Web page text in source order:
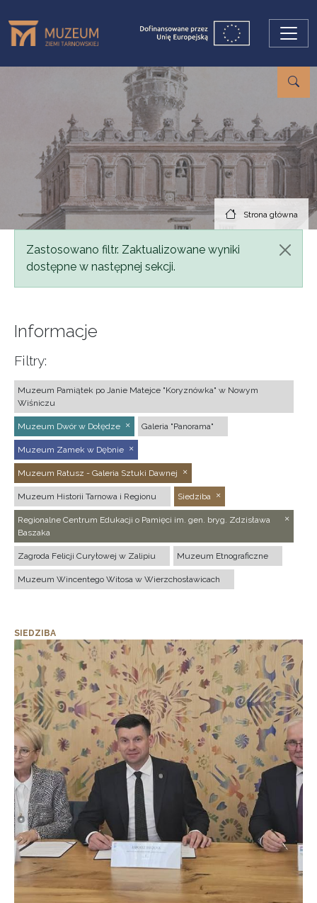
Strona główna
Komunikat
Zastosowano filtr. Zaktualizowane wyniki
dostępne w następnej sekcji.
Informacje
Filtry:
Muzeum Pamiątek po Janie Matejce "Koryznówka" w Nowym
Wiśniczu
Muzeum Dwór w Dołędze Galeria "Panorama"
Muzeum Zamek w Dębnie
Muzeum Ratusz - Galeria Sztuki Dawnej
Muzeum Historii Tarnowa i Regionu Siedziba
Regionalne Centrum Edukacji o Pamięci im. gen. bryg. Zdzisława
Baszaka
Zagroda Felicji Curyłowej w Zalipiu Muzeum Etnograficzne
Muzeum Wincentego Witosa w Wierzchosławicach
SIEDZIBA